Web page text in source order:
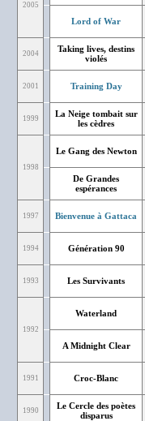
2005
Lord of War
2004
Taking lives, destins
violés
2001 Training Day
1999
La Neige tombait sur
les cèdres
1998
Le Gang des Newton
De Grandes
espérances
1997 Bienvenue à Gattaca
1994 Génération 90
1993 Les Survivants
1992
Waterland
A Midnight Clear
1991 Croc-Blanc
1990
Le Cercle des poètes
disparus